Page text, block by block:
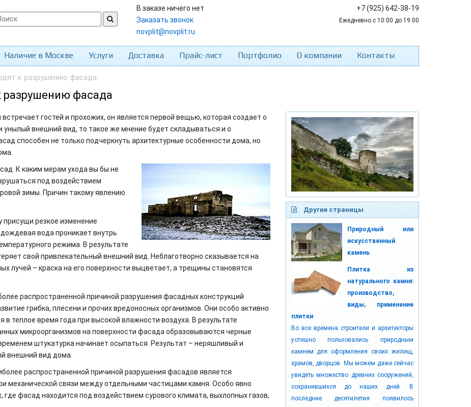
В заказе ничего нет
Заказать звонок
novplit@novplit.ru
+7 (925) 642-38-19
Ежедневно с 10:00 до 19:00
Наличие в Москве Услуги Доставка Прайс-лист Портфолио О компании Контакты
к разрушению фасада
разрушению фасада
гостей и прохожих, он является первой вещью, которая создает о
внешний вид, то такое же мнение будет складываться и о
способен не только подчеркнуть архитектурные особенности дома, но
К каким мерам ухода вы бы не
под воздействием
зимы. Причин такому явлению
резкое изменение
вода проникает внутрь
режима. В результате
свой привлекательный внешний вид. Неблаготворно сказывается на
лучей – краска на его поверхности выцветает, а трещины становятся
распространенной причиной разрушения фасадных конструкций
грибка, плесени и прочих вредоносных организмов. Они особо активно
в теплое время года при высокой влажности воздуха. В результате
микроорганизмов на поверхности фасада образовываются черные
штукатурка начинает осыпаться. Результат – неряшливый и
внешний вид дома.
распространенной причиной разрушения фасадов является
механической связи между отдельными частицами камня. Особо явно
фасад находится под воздействием сурового климата, выхлопных газов,
Другие страницы
Природный или
искусственный
камень
Плитка из
натурального камня:
производство,
виды, применение
плитки
Во все времена строители и архитекторы
успешно пользовались природным
камнем для оформления своих жилищ,
храмов, дворцов. Мы можем даже сейчас
увидеть множество древних сооружений,
сохранившихся до наших дней. В
последние десятилетия появилось